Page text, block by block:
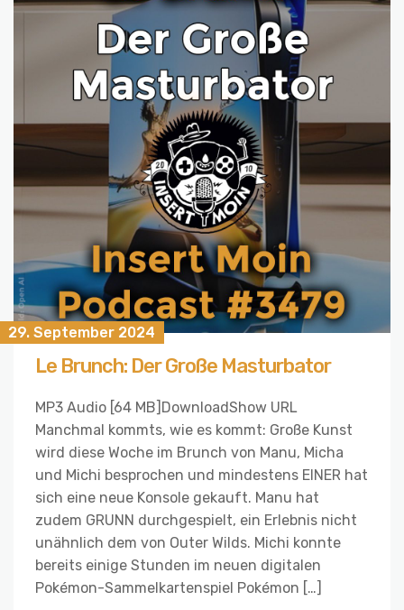
29. September 2024
Le Brunch: Der Große Masturbator
MP3 Audio [64 MB]DownloadShow URL
Manchmal kommts, wie es kommt: Große Kunst
wird diese Woche im Brunch von Manu, Micha
und Michi besprochen und mindestens EINER hat
sich eine neue Konsole gekauft. Manu hat
zudem GRUNN durchgespielt, ein Erlebnis nicht
unähnlich dem von Outer Wilds. Michi konnte
bereits einige Stunden im neuen digitalen
Pokémon-Sammelkartenspiel Pokémon […]